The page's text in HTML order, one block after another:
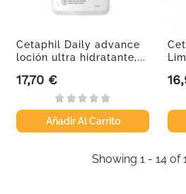
Cetaphil Daily advance
loción ultra hidratante,...
Precio
17,70 €
Añadir Al Carrito
Showing 1 - 14 of